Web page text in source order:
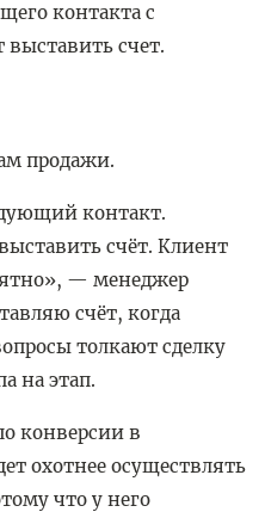
контакта с
счет.
продажи.
контакт.
счёт. Клиент
— менеджер
счёт, когда
толкают сделку
на этап.
конверсии в
охотнее осуществлять
что у него